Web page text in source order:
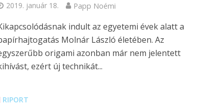
2019. január 18. Papp Noémi
indult az egyetemi évek alatt a
Molnár László életében. Az
origami azonban már nem jelentett
ezért új technikát...
RIPORT